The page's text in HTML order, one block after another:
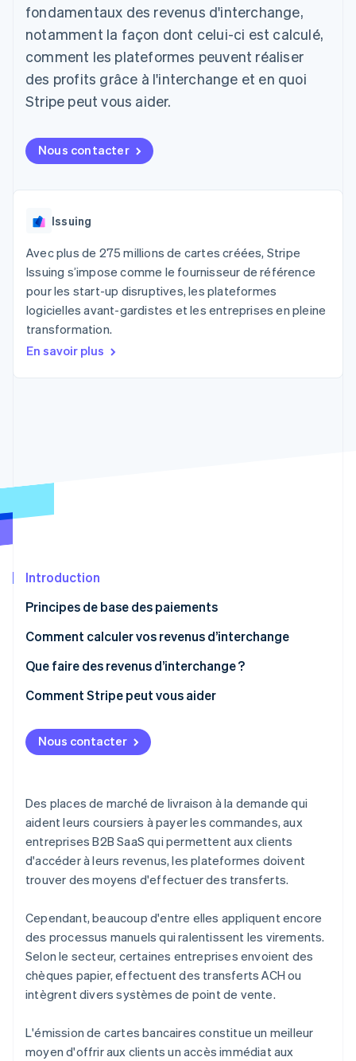
Moyens de
paiement
de 125
Terminal
Paiements en
personne
Boost
Acceptation
optimisée
Paiements
Financial
Comptes
financiers
associés
Comptabilité
automatisée
Stripe Sigma
Rapports
personnalisés
Data Pipeline
Synchronisation
Plus
Product roadmap
Élimination du carbone
Stripe Sessions 2026
Découvrez comment Stripe construit l’infrastructure
Regarder la vidéo
l’application
Gestion financière
Plateformes
SaaS
Entreprises d'IA
créateurs
Assurance
Médias et
divertissements
Organisations à but
non lucratif
Secteur public
Gérer des
Proposer une
facturation à l'usage
Émettre des cartes
bancaires adossées à
des stablecoins
Fournir et gérer des
agents
d'applications
Exemples de code
Blog des développeurs
État de l'API
Entreprise
Roadmap produit
Sessions : conférence
annuelle
Carrières
Communiqués de
Stripe Press
Devenir partenaire
fondamentaux des revenus d'interchange,
notamment la façon dont celui-ci est calculé,
comment les plateformes peuvent réaliser
des profits grâce à l'interchange et en quoi
Stripe peut vous aider.
Nous contacter
Issuing
Avec plus de 275 millions de cartes créées, Stripe
Issuing s’impose comme le fournisseur de référence
pour les start-up disruptives, les plateformes
logicielles avant-gardistes et les entreprises en pleine
transformation.
En savoir plus
Introduction
Principes de base des paiements
Comment calculer vos revenus d’interchange
Interchange brut
Interchange net
Que faire des revenus d’interchange ?
Comment Stripe peut vous aider
Stripe Connect
Stripe Capital
Stripe Issuing
Nous contacter
Des places de marché de livraison à la demande qui
aident leurs coursiers à payer les commandes, aux
entreprises B2B SaaS qui permettent aux clients
d'accéder à leurs revenus, les plateformes doivent
trouver des moyens d'effectuer des transferts.
Cependant, beaucoup d'entre elles appliquent encore
des processus manuels qui ralentissent les virements.
Selon le secteur, certaines entreprises envoient des
chèques papier, effectuent des transferts ACH ou
intègrent divers systèmes de point de vente.
L'émission de cartes bancaires constitue un meilleur
moyen d'offrir aux clients un accès immédiat aux